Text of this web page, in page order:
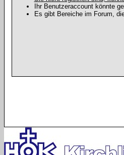
Ihr Benutzeraccount könnte
Es gibt Bereiche im Forum,